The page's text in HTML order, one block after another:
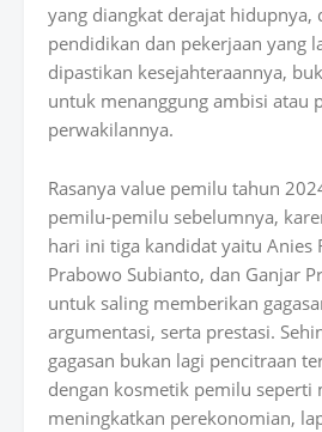
yang diangkat derajat hidupnya,
pendidikan dan pekerjaan yang
dipastikan kesejahteraannya,
untuk menanggung ambisi atau
perwakilannya.
Rasanya value pemilu tahun
pemilu-pemilu sebelumnya,
hari ini tiga kandidat yaitu Anies
Prabowo Subianto, dan Ganjar
untuk saling memberikan
argumentasi, serta prestasi.
gagasan bukan lagi pencitraan
dengan kosmetik pemilu seperti
meningkatkan perekonomian,